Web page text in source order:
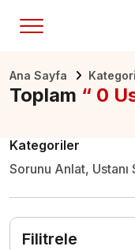
Ana Sayfa
Toplam “ 0
Kategoriler
Sorunu Anlat,
Filitrele